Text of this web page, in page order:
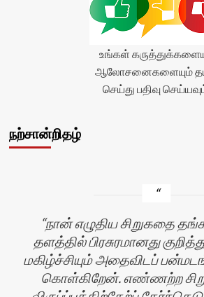
உங்கள்
ஆலோசனைகளையும்
செய்து பதிவு
நற்சான்றிதழ்
நான் எழுதிய சிறுகதை
தளத்தில் பிரசுரமானது
மகிழ்ச்சியும் அதைவிடப்
கொள்கிறேன். எண்ணற்ற